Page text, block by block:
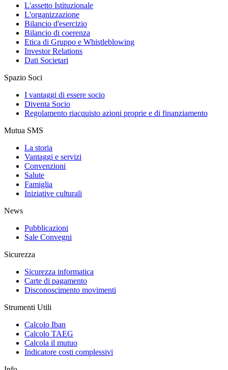
L'assetto Istituzionale
L'organizzazione
Bilancio d'esercizio
Bilancio di coerenza
Etica di Gruppo e Whistleblowing
Investor Relations
Dati Societari
Spazio Soci
I vantaggi di essere socio
Diventa Socio
Regolamento riacquisto azioni proprie e di finanziamento
Mutua SMS
La storia
Vantaggi e servizi
Convenzioni
Salute
Famiglia
Iniziative culturali
News
Pubblicazioni
Sale Convegni
Sicurezza
Sicurezza informatica
Carte di pagamento
Disconoscimento movimenti
Strumenti Utili
Calcolo Iban
Calcolo TAEG
Calcola il mutuo
Indicatore costi complessivi